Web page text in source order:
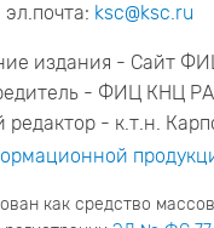
эл.почта: ksc@ksc.ru
издания - Сайт
- ФИЦ КНЦ
редактор - к.т.н.
как средство